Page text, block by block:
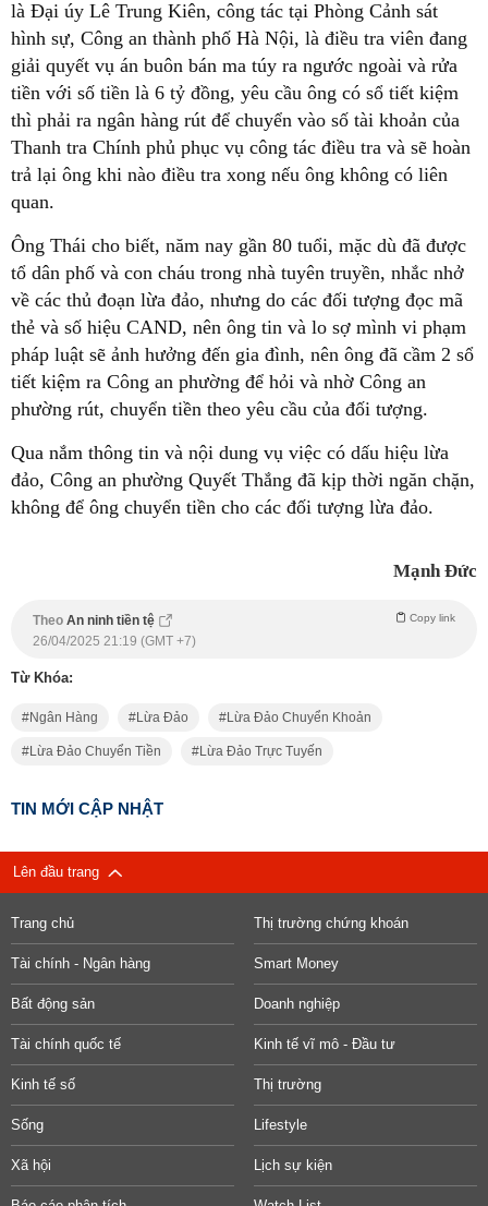
là Đại úy Lê Trung Kiên, công tác tại Phòng Cảnh sát
hình sự, Công an thành phố Hà Nội, là điều tra viên đang
giải quyết vụ án buôn bán ma túy ra ngước ngoài và rửa
tiền với số tiền là 6 tỷ đồng, yêu cầu ông có sổ tiết kiệm
thì phải ra ngân hàng rút để chuyển vào số tài khoản của
Thanh tra Chính phủ phục vụ công tác điều tra và sẽ hoàn
trả lại ông khi nào điều tra xong nếu ông không có liên
quan.
Ông Thái cho biết, năm nay gần 80 tuổi, mặc dù đã được
tổ dân phố và con cháu trong nhà tuyên truyền, nhắc nhở
về các thủ đoạn lừa đảo, nhưng do các đối tượng đọc mã
thẻ và số hiệu CAND, nên ông tin và lo sợ mình vi phạm
pháp luật sẽ ảnh hưởng đến gia đình, nên ông đã cầm 2 sổ
tiết kiệm ra Công an phường để hỏi và nhờ Công an
phường rút, chuyển tiền theo yêu cầu của đối tượng.
Qua nắm thông tin và nội dung vụ việc có dấu hiệu lừa
đảo, Công an phường Quyết Thắng đã kịp thời ngăn chặn,
không để ông chuyển tiền cho các đối tượng lừa đảo.
Mạnh Đức
Theo An ninh tiền tệ Copy link
26/04/2025 21:19 (GMT +7)
Từ Khóa:
Ngân Hàng Lừa Đảo Lừa Đảo Chuyển Khoản
Lừa Đảo Chuyển Tiền Lừa Đảo Trực Tuyến
TIN MỚI CẬP NHẬT
Lên đầu trang
Trang chủ Thị trường chứng khoán
Tài chính - Ngân hàng Smart Money
Bất động sản Doanh nghiệp
Tài chính quốc tế Kinh tế vĩ mô - Đầu tư
Kinh tế số Thị trường
Sống Lifestyle
Xã hội Lịch sự kiện